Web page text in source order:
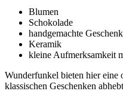
Blumen
Schokolade
handgemachte
Keramik
kleine Aufmerksamkeit
Wunderfunkel bieten hier
klassischen Geschenken